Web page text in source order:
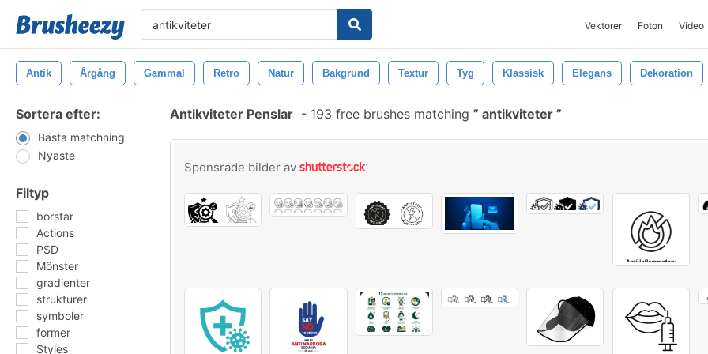
Vektorer Foton Video
Antik Årgång Gammal Retro Natur Bakgrund Textur Tyg Klassisk Elegans Dekoration
Sortera efter:
Bästa matchning
Nyaste
Filtyp
borstar
Actions
PSD
Mönster
gradienter
strukturer
symboler
former
Styles
Antikviteter Penslar - 193 free brushes matching antikviteter
Sponsrade bilder av